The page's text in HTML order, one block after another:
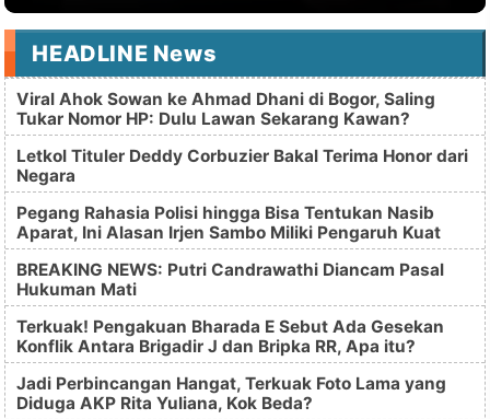
HEADLINE News
Viral Ahok Sowan ke Ahmad Dhani di Bogor, Saling
Tukar Nomor HP: Dulu Lawan Sekarang Kawan?
Letkol Tituler Deddy Corbuzier Bakal Terima Honor dari
Negara
Pegang Rahasia Polisi hingga Bisa Tentukan Nasib
Aparat, Ini Alasan Irjen Sambo Miliki Pengaruh Kuat
BREAKING NEWS: Putri Candrawathi Diancam Pasal
Hukuman Mati
Terkuak! Pengakuan Bharada E Sebut Ada Gesekan
Konflik Antara Brigadir J dan Bripka RR, Apa itu?
Jadi Perbincangan Hangat, Terkuak Foto Lama yang
Diduga AKP Rita Yuliana, Kok Beda?